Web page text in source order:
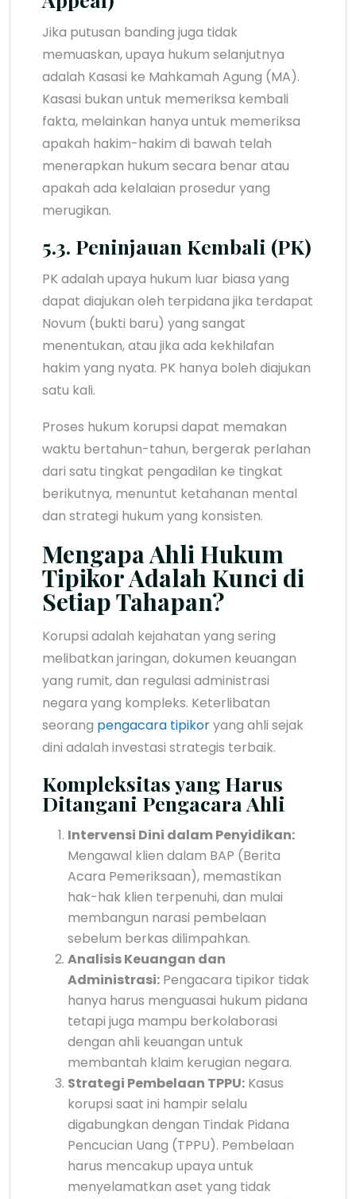
Jika putusan banding juga tidak
memuaskan, upaya hukum selanjutnya
adalah Kasasi ke Mahkamah Agung (MA).
Kasasi bukan untuk memeriksa kembali
fakta, melainkan hanya untuk memeriksa
apakah hakim-hakim di bawah telah
menerapkan hukum secara benar atau
apakah ada kelalaian prosedur yang
merugikan.
5.3. Peninjauan Kembali (PK)
PK adalah upaya hukum luar biasa yang
dapat diajukan oleh terpidana jika terdapat
Novum (bukti baru) yang sangat
menentukan, atau jika ada kekhilafan
hakim yang nyata. PK hanya boleh diajukan
satu kali.
Proses hukum korupsi dapat memakan
waktu bertahun-tahun, bergerak perlahan
dari satu tingkat pengadilan ke tingkat
berikutnya, menuntut ketahanan mental
dan strategi hukum yang konsisten.
Mengapa Ahli Hukum
Tipikor Adalah Kunci di
Setiap Tahapan?
Korupsi adalah kejahatan yang sering
melibatkan jaringan, dokumen keuangan
yang rumit, dan regulasi administrasi
negara yang kompleks. Keterlibatan
seorang pengacara tipikoryang ahli sejak
dini adalah investasi strategis terbaik.
Kompleksitas yang Harus
Ditangani Pengacara Ahli
Intervensi Dini dalam Penyidikan:
Mengawal klien dalam BAP (Berita
Acara Pemeriksaan), memastikan
hak-hak klien terpenuhi, dan mulai
membangun narasi pembelaan
sebelum berkas dilimpahkan.
Analisis Keuangan dan
Administrasi: Pengacara tipikor tidak
hanya harus menguasai hukum pidana
tetapi juga mampu berkolaborasi
dengan ahli keuangan untuk
membantah klaim kerugian negara.
Strategi Pembelaan TPPU: Kasus
korupsi saat ini hampir selalu
digabungkan dengan Tindak Pidana
Pencucian Uang (TPPU). Pembelaan
harus mencakup upaya untuk
menyelamatkan aset yang tidak